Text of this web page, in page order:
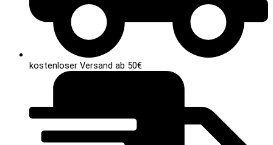
kostenloser Versand ab 50€